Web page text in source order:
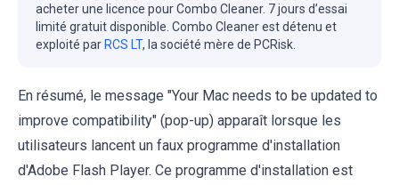
acheter une licence pour Combo Cleaner. 7 jours d’essai
limité gratuit disponible. Combo Cleaner est détenu et
exploité par RCS LT, la société mère de PCRisk.
En résumé, le message "Your Mac needs to be updated to
improve compatibility" (pop-up) apparaît lorsque les
utilisateurs lancent un faux programme d'installation
d'Adobe Flash Player. Ce programme d'installation est